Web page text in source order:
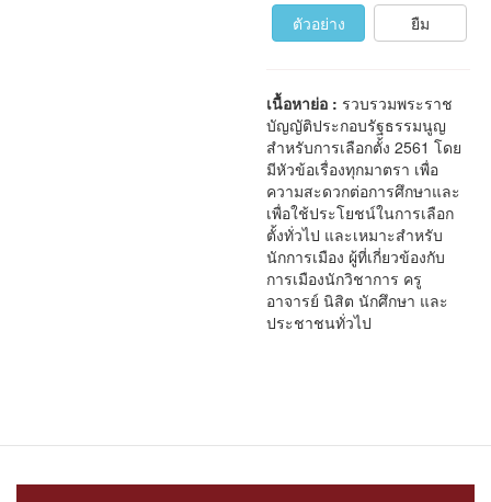
ตัวอย่าง
ยืม
เนื้อหาย่อ : รวบรวมพระราช
บัญญัติประกอบรัฐธรรมนูญ
สำหรับการเลือกตั้ง 2561 โดย
มีหัวข้อเรื่องทุกมาตรา เพื่อ
ความสะดวกต่อการศึกษาและ
เพื่อใช้ประโยชน์ในการเลือก
ตั้งทั่วไป และเหมาะสำหรับ
นักการเมือง ผู้ที่เกี่ยวข้องกับ
การเมืองนักวิชาการ ครู
อาจารย์ นิสิต นักศึกษา และ
ประชาชนทั่วไป